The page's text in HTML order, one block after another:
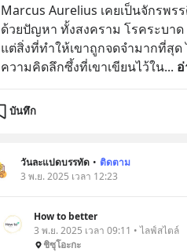
Marcus Aurelius เคยเป็นจักรพร
ด้วยปัญหา ทั้งสงคราม โรคระบา
แต่สิ่งที่ทำให้เขาถูกจดจำมากที่สุ
ความคิดลึกซึ้งที่เขาเขียนไว้ใน...
บันทึก
วันละแปดบรรทัด • ติดตาม
3 พ.ย. 2025 เวลา 12:23
How to better
3 พ.ย. 2025 เวลา 09:11 • ไลฟ์สไตล์
ชิซุโอะกะ